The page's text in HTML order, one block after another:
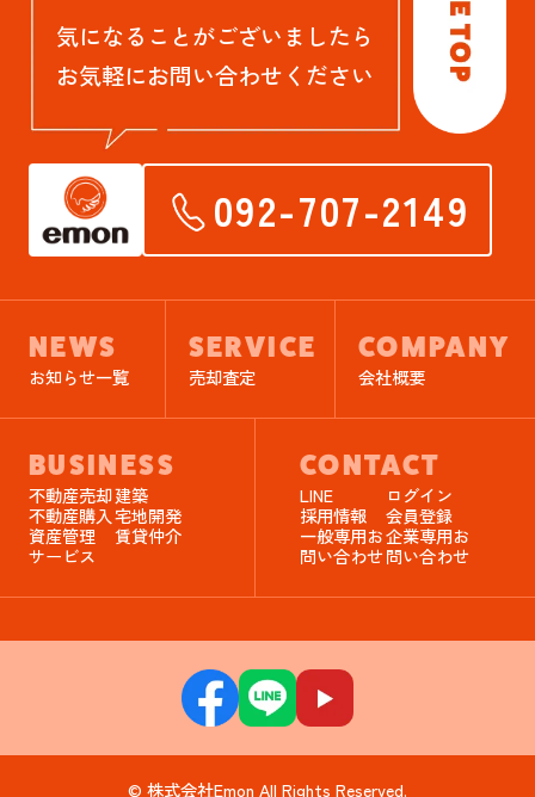
気になることがございましたら
お気軽にお問い合わせください
092-707-2149
NEWS
お知らせ一覧
SERVICE
売却査定
COMPANY
会社概要
BUSINESS
不動産売却建築
不動産購入宅地開発
資産管理
サービス
賃貸仲介
CONTACT
LINE
ログイン
採用情報
会員登録
一般専用お
問い合わせ
企業専用お
問い合わせ
© 株式会社Emon All Rights Reserved.